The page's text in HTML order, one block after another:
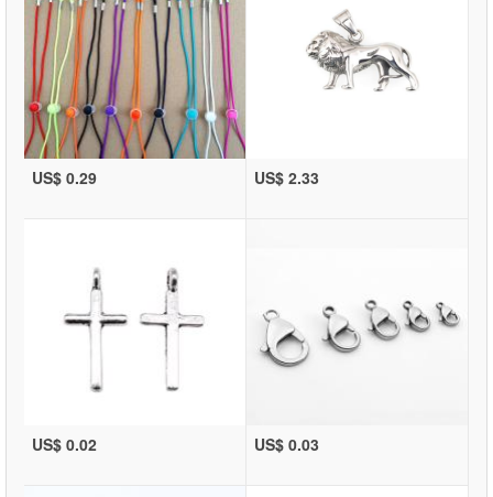
US$ 0.29 US$ 2.33
US$ 0.02 US$ 0.03